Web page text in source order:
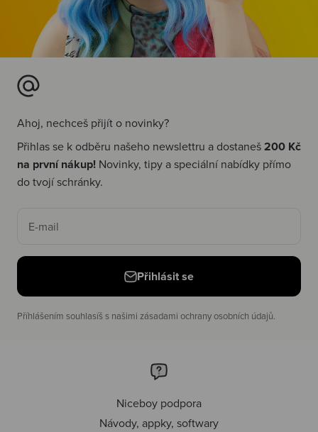
Ahoj, nechceš přijít o novinky?
Přihlas se k odběru našeho newslettru a dostaneš200 Kč
na první nákup! Novinky, tipy a speciální nabídky přímo
do tvojí schránky.
E-mail
Přihlásit se
Příhlášením souhlasíš s našimi zásadami ochrany osobních údajů.
Niceboy podpora
Návody, appky, softwary